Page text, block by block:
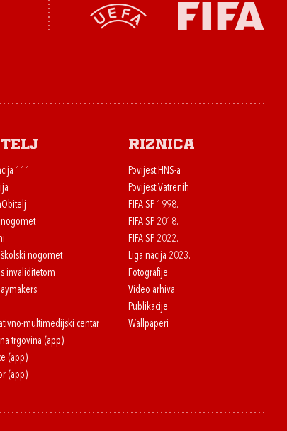
111
nogomet
školski nogomet
invaliditetom
multimedijski centar
trgovina (app)
(app)
(app)
Riznica
Povijest HNS-a
Povijest Vatrenih
FIFA SP 1998.
FIFA SP 2018.
FIFA SP 2022.
Liga nacija 2023.
Fotografije
Video arhiva
Publikacije
Wallpaperi